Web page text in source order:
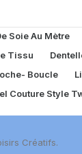
Soie Au Mètre
Tissu
Boucle
Couture Style
Créatifs.